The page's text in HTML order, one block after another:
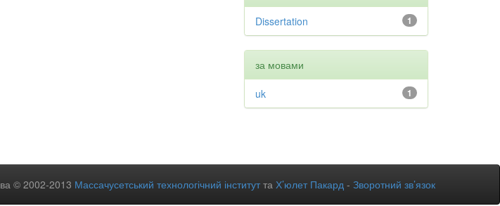
1
Dissertation
за мовами
1
uk
© 2002-2013 Массачусетський технологічний інститутта Х’юлет Пакард - Зворотний зв’язок